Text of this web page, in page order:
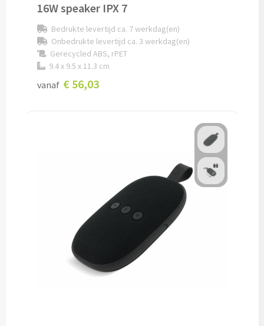
Papier- & Memohouders bedrukken
Pen etui's bedrukken
Handmatige paraplu's bedrukken
Automatische paraplu's bedrukken
Stormparaplu's bedrukken
16W speaker IPX 7
Bedrukte levertijd ca. 7 werkdag(en)
Onbedrukte levertijd ca. 3 werkdag(en)
Gerecycled ABS, rPET
9.4 x 9.5 x 11.3 cm
vanaf € 56,03